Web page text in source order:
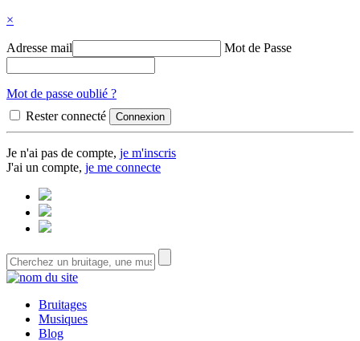
×
Adresse mail Mot de Passe
Mot de passe oublié ?
Rester connecté
Je n'ai pas de compte, je m'inscris
J'ai un compte, je me connecte
Bruitages
Musiques
Blog